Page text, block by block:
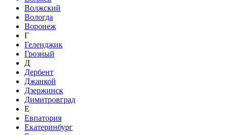
Волжский
Вологда
Воронеж
Г
Геленджик
Грозный
Д
Дербент
Джанкой
Дзержинск
Димитровград
Е
Евпатория
Екатеринбург